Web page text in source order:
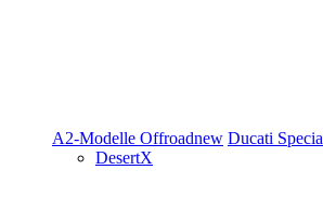
A2-Modelle Offroadnew Ducati
DesertX